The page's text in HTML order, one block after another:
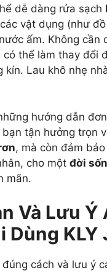
dễ dàng rửa sạch
vật dụng (như
ấm. Không cần
có thể làm thay đổi
kín. Lau khô nhẹ
hướng dẫn
tận hưởng trọn
, mà còn đảm
cho một đời
mãn.
Và Lưu Ý
Dùng KLY
cách và lưu ý